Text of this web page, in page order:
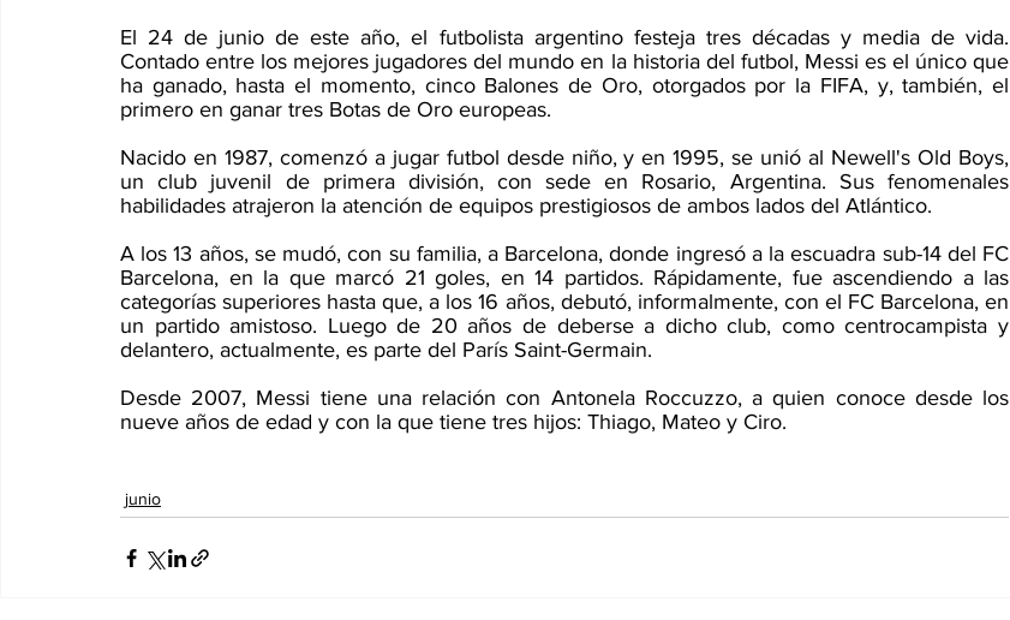
El 24 de junio de este año, el futbolista argentino festeja tres décadas y media de vida.
Contado entre los mejores jugadores del mundo en la historia del futbol, Messi es el único que
ha ganado, hasta el momento, cinco Balones de Oro, otorgados por la FIFA, y, también, el
primero en ganar tres Botas de Oro europeas.
Nacido en 1987, comenzó a jugar futbol desde niño, y en 1995, se unió al Newell's Old Boys,
un club juvenil de primera división, con sede en Rosario, Argentina. Sus fenomenales
habilidades atrajeron la atención de equipos prestigiosos de ambos lados del Atlántico.
A los 13 años, se mudó, con su familia, a Barcelona, donde ingresó a la escuadra sub-14 del FC
Barcelona, en la que marcó 21 goles, en 14 partidos. Rápidamente, fue ascendiendo a las
categorías superiores hasta que, a los 16 años, debutó, informalmente, con el FC Barcelona, en
un partido amistoso. Luego de 20 años de deberse a dicho club, como centrocampista y
delantero, actualmente, es parte del París Saint-Germain.
Desde 2007, Messi tiene una relación con Antonela Roccuzzo, a quien conoce desde los
nueve años de edad y con la que tiene tres hijos: Thiago, Mateo y Ciro.
junio